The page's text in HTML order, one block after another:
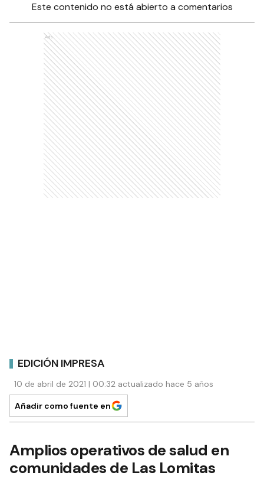
Este contenido no está abierto a comentarios
Ads
EDICIÓN IMPRESA
10 de abril de 2021 | 00:32 actualizado hace 5 años
Añadir como fuente en
Amplios operativos de salud en
comunidades de Las Lomitas